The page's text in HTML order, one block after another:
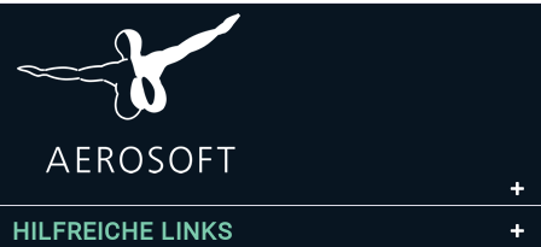
HILFREICHE LINKS